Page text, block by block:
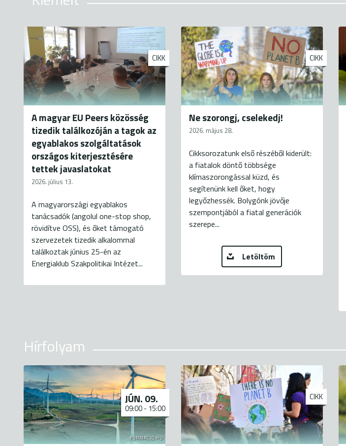
CIKK
A magyar EU Peers közösség
tizedik találkozóján a tagok az
egyablakos szolgáltatások
országos kiterjesztésére
tettek javaslatokat
2026. július 13.
A magyarországi egyablakos
tanácsadók (angolul one-stop shop,
rövidítve OSS), és őket támogató
szervezetek tizedik alkalommal
találkoztak június 25-én az
Energiaklub Szakpolitikai Intézet...
CIKK
Ne szorongj, cselekedj!
2026. május 28.
Cikksorozatunk első részéből kiderült:
a fiatalok döntő többsége
klímaszorongással küzd, és
segítenünk kell őket, hogy
legyőzhessék. Bolygónk jövője
szempontjából a fiatal generációk
szerepe...
Letöltöm
Hírfolyam
FORMACIO.HU
JÚN. 09.
09:00- 15:00
CIKK